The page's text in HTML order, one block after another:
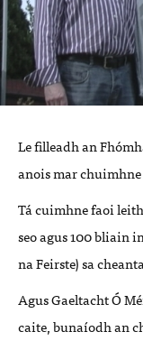
Le filleadh an
anois mar
Tá cuimhne faoi
seo agus 100 bliain
na Feirste) sa
Agus Gaeltacht Ó
caite, bunaíodh an